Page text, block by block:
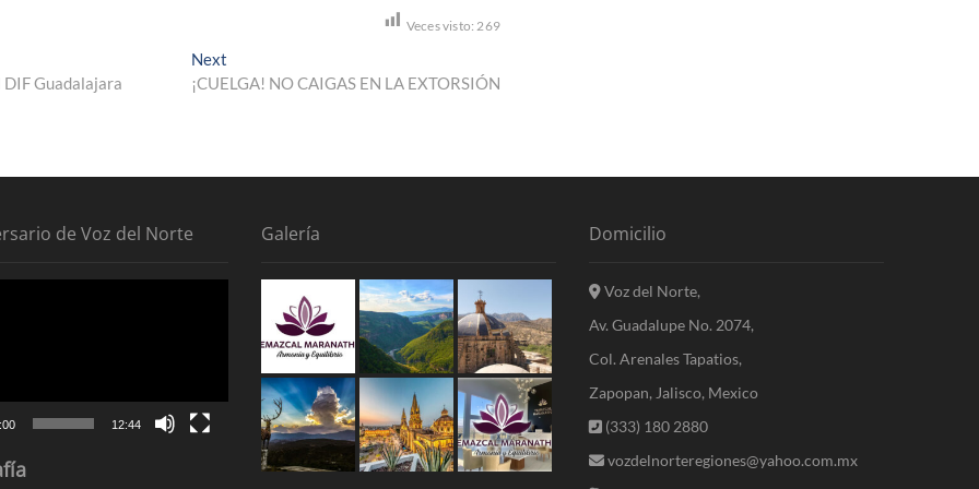
Veces visto: 269
Guadalajara
Next
post:
¡CUELGA! NO CAIGAS EN LA EXTORSIÓN
de Voz del Norte
12:44
Galería Domicilio
Voz del Norte,
Av. Guadalupe No. 2074,
Col. Arenales Tapatios,
Zapopan, Jalisco, Mexico
(333) 180 2880
vozdelnorteregiones@yahoo.com.mx